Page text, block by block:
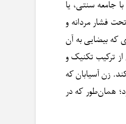
با جامعه سنتی، یا
فشار مردانه و
که بیضایی به آن
ترکیب تکنیک و
زن آسیابان که
همان‌طور که در